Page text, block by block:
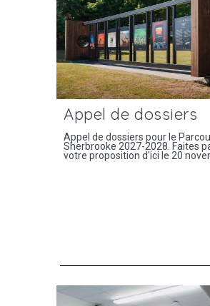
Appel de dossiers
Appel de dossiers pour le
Sherbrooke 2027-2028. Faites
votre proposition d'ici le 20